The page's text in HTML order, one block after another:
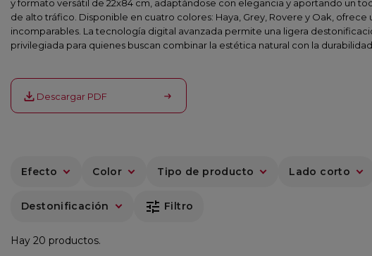
y formato versátil de 22x84 cm, adaptándose con elegancia y aportando un
de alto tráfico. Disponible en cuatro colores: Haya, Grey, Rovere y Oak,
incomparables. La tecnología digital avanzada permite una ligera
privilegiada para quienes buscan combinar la estética natural con la
Descargar PDF
Efecto Color Tipo de producto Lado corto
Destonificación tune Filtro
Hay 20 productos.